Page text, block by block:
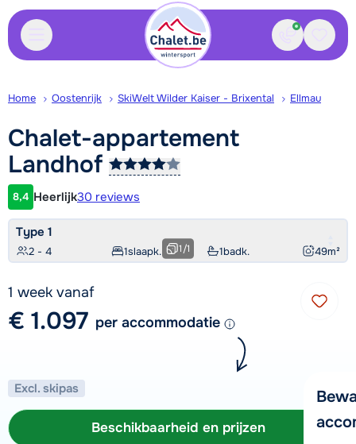
Contact
Home Oostenrijk SkiWelt Wilder Kaiser - Brixental Ellmau
Chalet-appartement
Landhof
Klantwaardering
8,4 Heerlijk30 reviews
Type 1
2 - 4 1slaapk. 1badk. 49m²
1/1
1 week vanaf
€ 1.097 per accommodatie
Excl. skipas
Beschikbaarheid en prijzen